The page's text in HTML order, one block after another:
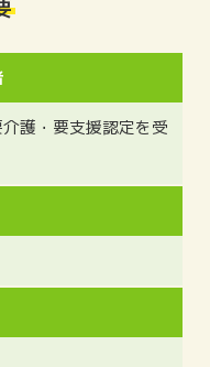
護・要支援認定を受